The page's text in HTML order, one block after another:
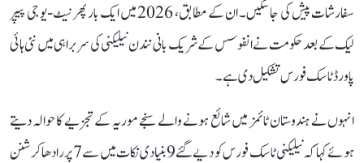
سفارشات پیش کی جا سکیں۔ ان کے مطابق، 2026 میں ایک بار پھر نیٹ-یو جی پیپر
لیک کے بعد حکومت نے انفوسس کے شریک بانی نندن نیلیکنی کی سربراہی میں نئی ہائی
پاورڈ ٹاسک فورس تشکیل دی ہے۔
انہوں نے ہندوستان ٹائمز میں شائع ہونے والے سنجے موریہ کے تجزیے کا حوالہ دیتے
ہوئے کہا کہ نیلیکنی ٹاسک فورس کو دیے گئے 9 بنیادی نکات میں سے 7 پر رادھاکرشنن